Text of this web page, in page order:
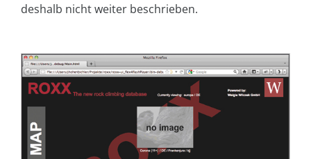
deshalb nicht weiter beschrieben.